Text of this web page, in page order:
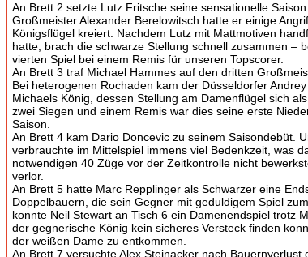
An Brett 2 setzte Lutz Fritsche seine sensationelle
Großmeister Alexander Berelowitsch hatte er einige
Königsflügel kreiert. Nachdem Lutz mit Mattmotiven
hatte, brach die schwarze Stellung schnell zusammen –
vierten Spiel bei einem Remis für unseren Topscorer.
An Brett 3 traf Michael Hammes auf den dritten
Bei heterogenen Rochaden kam der Düsseldorfer
Michaels König, dessen Stellung am Damenflügel sich
zwei Siegen und einem Remis war dies seine erste
Saison.
An Brett 4 kam Dario Doncevic zu seinem Saisondebüt.
verbrauchte im Mittelspiel immens viel Bedenkzeit, was
notwendigen 40 Züge vor der Zeitkontrolle nicht
verlor.
An Brett 5 hatte Marc Repplinger als Schwarzer eine
Doppelbauern, die sein Gegner mit geduldigem Spiel
konnte Neil Stewart an Tisch 6 ein Damenendspiel trotz
der gegnerische König kein sicheres Versteck finden
der weißen Dame zu entkommen.
An Brett 7 versuchte Alex Steinacker nach Bauernverlust